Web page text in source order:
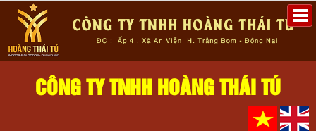
CÔNG TY TNHH HOÀNG THÁI TÚ